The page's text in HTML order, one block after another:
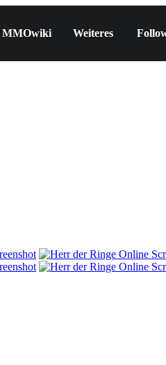
MMOwiki Weiteres